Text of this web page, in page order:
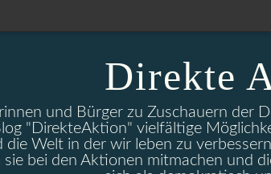
Direkte
und Bürger zu Zuschauern der
"DirekteAktion" vielfältige
die Welt in der wir leben zu
bei den Aktionen mitmachen und